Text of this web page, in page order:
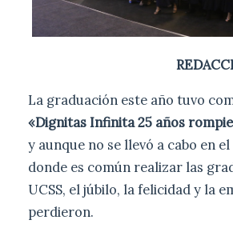
La graduación este año tuvo
«Dignitas Infinita 25 años
y aunque no se llevó a cabo en
donde es común realizar las
UCSS, el júbilo, la felicidad y la
perdieron.